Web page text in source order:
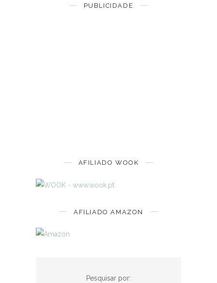
PUBLICIDADE
AFILIADO WOOK
AFILIADO AMAZON
Pesquisar por: